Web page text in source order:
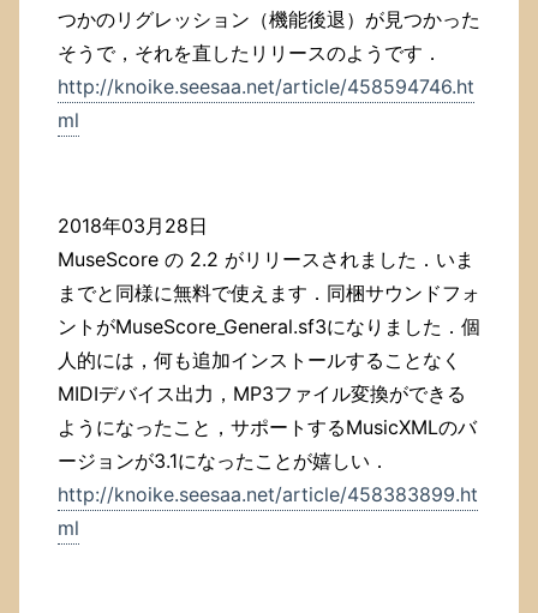
つかのリグレッション（機能後退）が見つかった
そうで，それを直したリリースのようです．
http://knoike.seesaa.net/article/458594746.ht
ml
2018年03月28日
MuseScore の 2.2 がリリースされました．いま
までと同様に無料で使えます．同梱サウンドフォ
ントがMuseScore_General.sf3になりました．個
人的には，何も追加インストールすることなく
MIDIデバイス出力，MP3ファイル変換ができる
ようになったこと，サポートするMusicXMLのバ
ージョンが3.1になったことが嬉しい．
http://knoike.seesaa.net/article/458383899.ht
ml